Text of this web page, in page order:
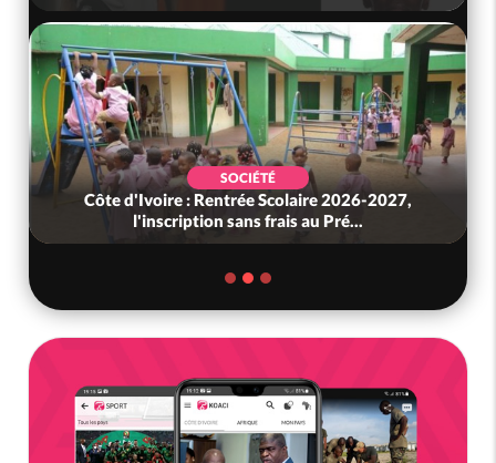
SOCIÉTÉ
Rentrée Scolaire 2026-2027,
sans frais au Pré...
Ghana : Kenneth
Défense,